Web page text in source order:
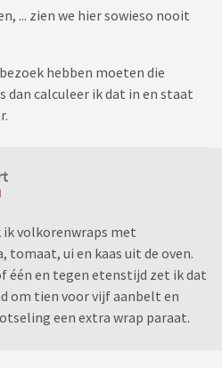
... zien we hier sowieso nooit
hebben moeten die
dan calculeer ik dat in en staat
ik volkorenwraps met
tomaat, ui en kaas uit de oven.
één en tegen etenstijd zet ik dat
om tien voor vijf aanbelt en
een extra wrap paraat.